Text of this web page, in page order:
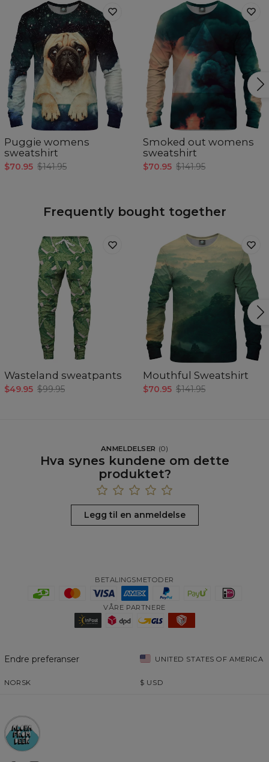
Puggie womens
sweatshirt
$70.95 $141.95
Smoked out womens
sweatshirt
$70.95 $141.95
Frequently bought together
Wasteland sweatpants
$49.95 $99.95
Mouthful Sweatshirt
$70.95 $141.95
ANMELDELSER (0)
Hva synes kundene om dette
produktet?
Legg til en anmeldelse
BETALINGSMETODER
VÅRE PARTNERE
Endre preferanser UNITED STATES OF AMERICA
NORSK $ USD